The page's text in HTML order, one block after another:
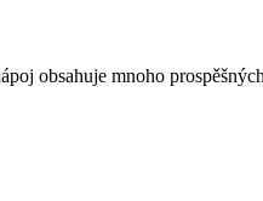
obsahuje mnoho